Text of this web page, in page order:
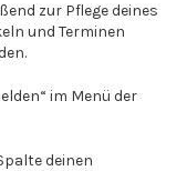
zur Pflege deines
und Terminen
im Menü der
deinen